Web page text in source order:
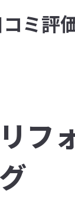
ミ評
リフ
グ